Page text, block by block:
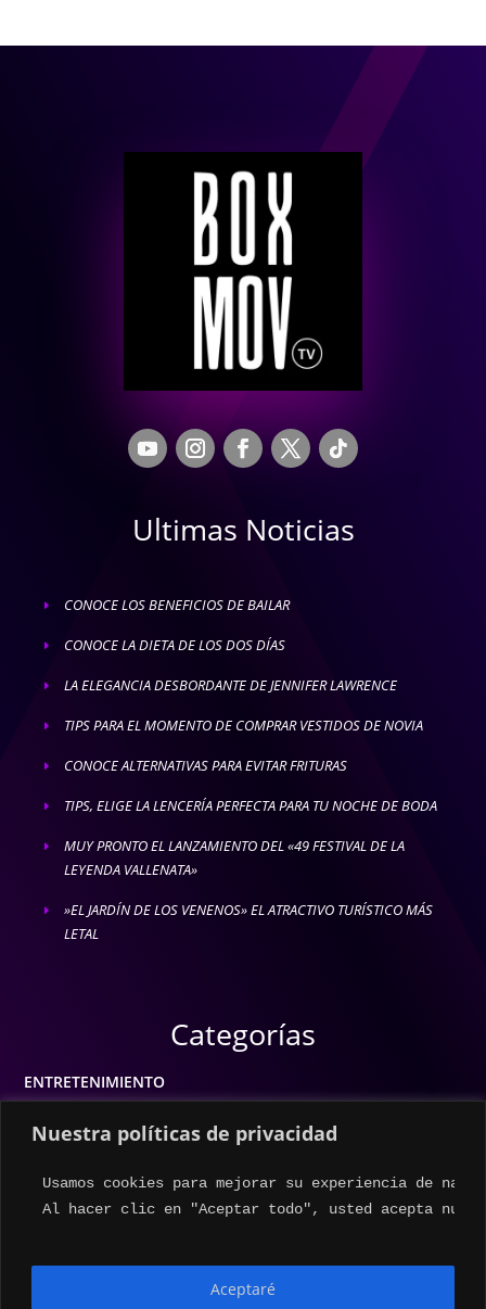
Nuestra políticas de privacidad
Usamos cookies para mejorar su experiencia de
Al hacer clic en "Aceptar todo", usted acepta
Aceptaré
Ultimas Noticias
E CONOCE LOS BENEFICIOS DE BAILAR
E CONOCE LA DIETA DE LOS DOS DÍAS
E LA ELEGANCIA DESBORDANTE DE JENNIFER LAWRENCE
E TIPS PARA EL MOMENTO DE COMPRAR VESTIDOS DE NOVIA
E CONOCE ALTERNATIVAS PARA EVITAR FRITURAS
E TIPS, ELIGE LA LENCERÍA PERFECTA PARA TU NOCHE DE BODA
E
MUY PRONTO EL LANZAMIENTO DEL «49 FESTIVAL DE LA
LEYENDA VALLENATA»
E
»EL JARDÍN DE LOS VENENOS» EL ATRACTIVO TURÍSTICO MÁS
LETAL
Categorías
ENTRETENIMIENTO
ESTILO DE VIDA